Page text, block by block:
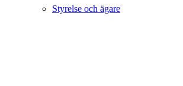
Styrelse och ägare